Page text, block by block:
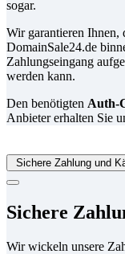
sogar.
Wir garantieren Ihnen,
DomainSale24.de
Zahlungseingang
werden kann.
Den benötigten Auth-
Anbieter erhalten Sie
Sichere Zahlung und
Sichere
Wir wickeln unsere